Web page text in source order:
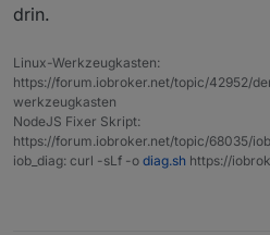
drin.
Linux-Werkzeugkasten:
https://forum.iobroker.net/topic/42952/
werkzeugkasten
NodeJS Fixer Skript:
https://forum.iobroker.net/topic/68035/
iob_diag: curl -sLf -o diag.sh https://